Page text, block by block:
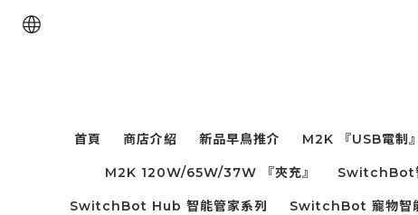
首頁 商店介紹 新品早鳥推介 M2K 『USB電制
M2K 120W/65W/37W 『夾充』 SwitchBot
SwitchBot Hub 智能管家系列 SwitchBot 寵物智